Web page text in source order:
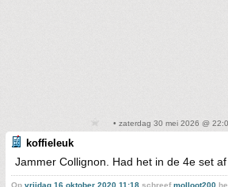
• zaterdag 30 mei 2026 @
koffieleuk
Jammer Collignon. Had het in de 4e set